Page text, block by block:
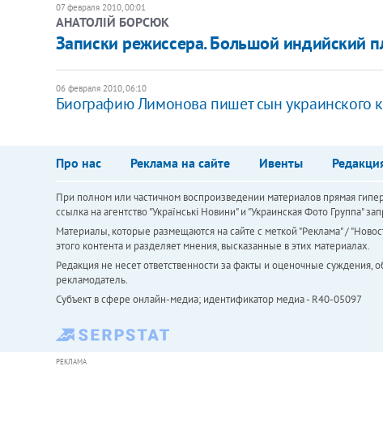
07 февраля 2010, 00:01
АНАТОЛІЙ БОРСЮК
Записки режиссера. Большой индийский
06 февраля 2010, 06:10
Биографию Лимонова пишет сын украинского
Про нас Реклама на сайте Ивенты
При полном или частичном воспроизведении материалов прямая
ссылка на агентство "Українськi Новини" и "Украинская Фото Группа"
Материалы, которые размещаются на сайте с меткой "Реклама" /
этого контента и разделяет мнения, высказанные в этих материалах.
Редакция не несет ответственности за факты и оценочные суждения,
рекламодатель.
Субъект в сфере онлайн-медиа; идентификатор медиа - R40-05097
РЕКЛАМА